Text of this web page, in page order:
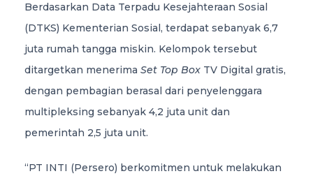
Berdasarkan Data Terpadu Kesejahteraan Sosial
(DTKS) Kementerian Sosial, terdapat sebanyak 6,7
juta rumah tangga miskin. Kelompok tersebut
ditargetkan menerima Set Top Box TV Digital gratis,
dengan pembagian berasal dari penyelenggara
multipleksing sebanyak 4,2 juta unit dan
pemerintah 2,5 juta unit.
“PT INTI (Persero) berkomitmen untuk melakukan